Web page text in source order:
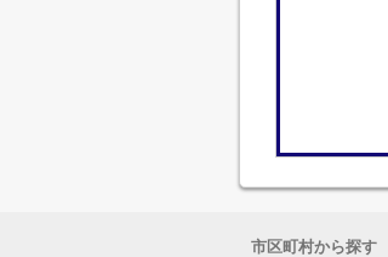
市区町村から探す